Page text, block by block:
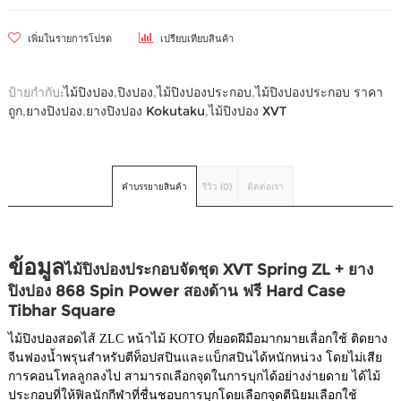
เพิ่มในรายการโปรด เปรียบเทียบสินค้า
ป้ายกำกับ:ไม้ปิงปอง,ปิงปอง,ไม้ปิงปองประกอบ,ไม้ปิงปองประกอบ ราคา
ถูก,ยางปิงปอง,ยางปิงปอง Kokutaku,ไม้ปิงปอง XVT
คำบรรยายสินค้า รีวิว (0) ติดต่อเรา
ข้อมูลไม้ปิงปองประกอบจัดชุด XVT Spring ZL + ยาง
ปิงปอง 868 Spin Power สองด้าน ฟรี Hard Case
Tibhar Square
ไม้ปิงปองสอดไส้ ZLC หน้าไม้ KOTO ที่ยอดฝีมือมากมายเลื่อกใช้ ติดยาง
จีนฟองน้ำพรุนสำหรับตีท็อปสปินและแบ็กสปินได้หนักหน่วง โดยไม่เสีย
การคอนโทลลูกลงไป สามารถเลือกจุดในการบุกได้อย่างง่ายดาย ได้ไม้
ประกอบที่ให้ฟิลนักกีฬาที่ชื่นชอบการบุกโดยเลือกจุดตีนิยมเลือกใช้